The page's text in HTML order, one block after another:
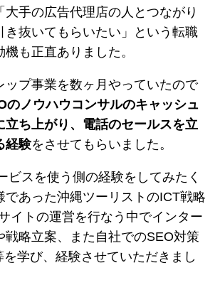
大手の広告代理店の人とつながり
き抜いてもらいたい」という転職
も正直ありました。
ップ事業を数ヶ月やっていたので
のノウハウコンサルのキャッシュ
立ち上がり、電話のセールスを立
経験をさせてもらいました。
ビスを使う側の経験をしてみたく
であった沖縄ツーリストのICT戦略
イトの運営を行なう中でインター
戦略立案、また自社でのSEO対策
学び、経験させていただきまし